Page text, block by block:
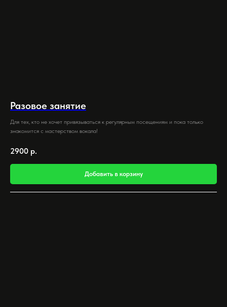
Разовое занятие
Для тех, кто не хочет привязываться к регулярным посещениям и пока только
знакомится с мастерством вокала!
2900 р.
Добавить в корзину